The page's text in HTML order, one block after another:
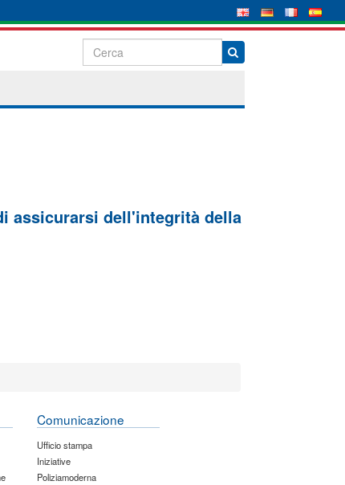
assicurarsi dell'integrità della
Comunicazione
Ufficio stampa
Iniziative
Poliziamoderna